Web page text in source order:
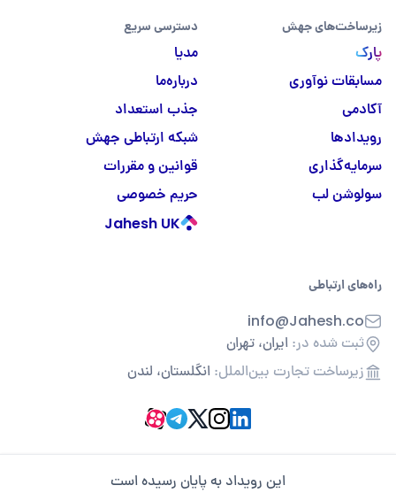
این رویداد به پایان رسیده است
زیرساخت‌های جهش
پارک
مسابقات نوآوری
آکادمی
رویدادها
سرمایه‌گذاری
سولوشن لب
دسترسی سریع
مدیا
درباره‌ما
جذب استعداد
شبکه ارتباطی جهش
قوانین و مقررات
حریم خصوصی
Jahesh UK
راه‌های ارتباطی
info@Jahesh.co
ثبت شده در: ایران، تهران
زیرساخت تجارت بین‌الملل: انگلستان، لندن